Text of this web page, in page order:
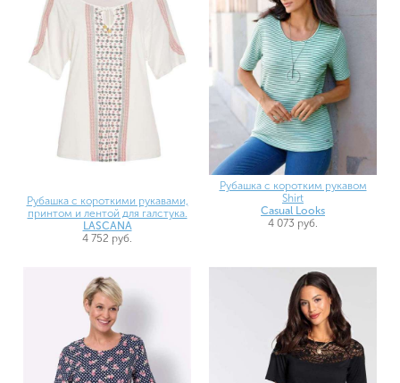
Рубашка с короткими рукавами,
принтом и лентой для галстука.
LASCANA
4 752 руб.
Рубашка с коротким рукавом
Shirt
Casual Looks
4 073 руб.